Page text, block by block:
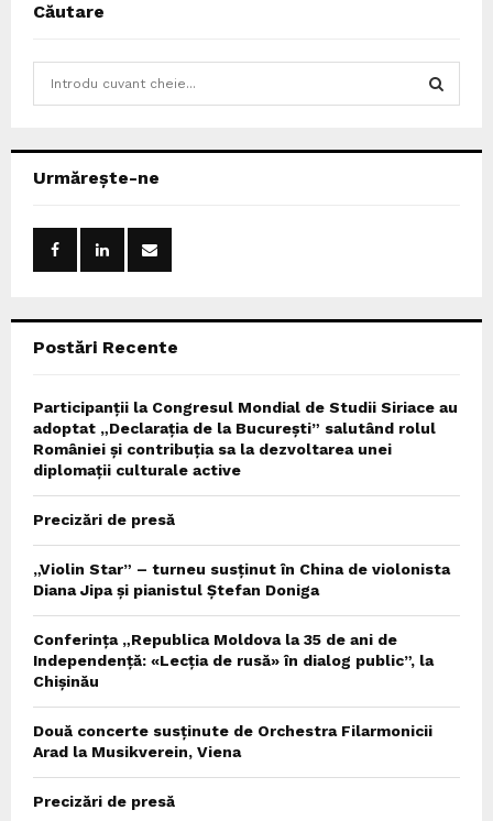
Căutare
h
Urmărește-ne
Postări Recente
Participanții la Congresul Mondial de Studii Siriace au
adoptat „Declarația de la București” salutând rolul
României și contribuția sa la dezvoltarea unei
diplomații culturale active
Precizări de presă
„Violin Star” – turneu susținut în China de violonista
Diana Jipa și pianistul Ștefan Doniga
Conferința „Republica Moldova la 35 de ani de
Independență: «Lecția de rusă» în dialog public”, la
Chișinău
Două concerte susținute de Orchestra Filarmonicii
Arad la Musikverein, Viena
Precizări de presă